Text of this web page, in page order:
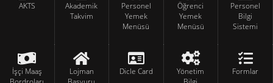
AKTS
Akademik
Takvim
Personel
Yemek
Menüsü
Öğrenci
Yemek
Menüsü
Personel
Bilgi
Sistemi
İşçi Maaş
Lojman
Dicle Card
Yönetim
Formlar